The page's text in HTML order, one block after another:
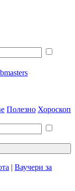
Полезно Хороскоп
| Ваучери за